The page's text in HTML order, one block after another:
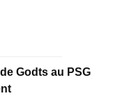
Godts au PSG